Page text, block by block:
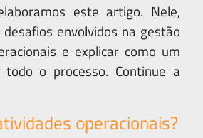
este artigo. Nele,
envolvidos na gestão
e explicar como um
o processo. Continue a
operacionais?